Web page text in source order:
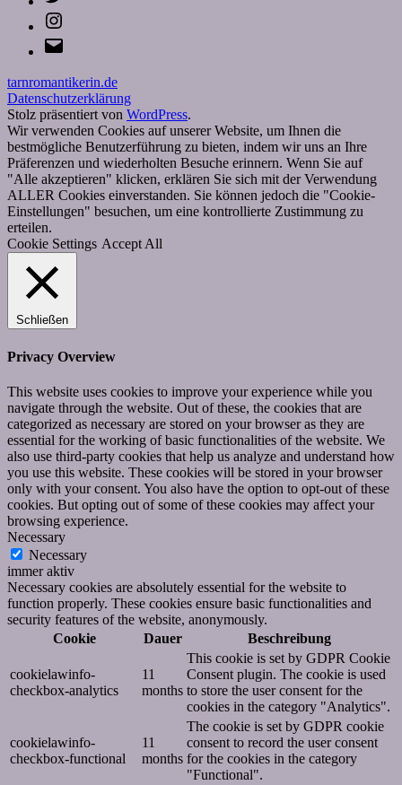
tarnromantikerin.de
Datenschutzerklärung
Stolz präsentiert von WordPress.
Wir verwenden Cookies auf unserer Website, um Ihnen die
bestmögliche Benutzerführung zu bieten, indem wir uns an Ihre
Präferenzen und wiederholten Besuche erinnern. Wenn Sie auf
"Alle akzeptieren" klicken, erklären Sie sich mit der Verwendung
ALLER Cookies einverstanden. Sie können jedoch die "Cookie-
Einstellungen" besuchen, um eine kontrollierte Zustimmung zu
erteilen.
Cookie Settings Accept All
Schließen
Privacy Overview
This website uses cookies to improve your experience while you
navigate through the website. Out of these, the cookies that are
categorized as necessary are stored on your browser as they are
essential for the working of basic functionalities of the website. We
also use third-party cookies that help us analyze and understand how
you use this website. These cookies will be stored in your browser
only with your consent. You also have the option to opt-out of these
cookies. But opting out of some of these cookies may affect your
browsing experience.
Necessary
Necessary
immer aktiv
Necessary cookies are absolutely essential for the website to
function properly. These cookies ensure basic functionalities and
security features of the website, anonymously.
Cookie
Dauer Beschreibung
cookielawinfo-
checkbox-analytics
11
months
This cookie is set by GDPR Cookie
Consent plugin. The cookie is used
to store the user consent for the
cookies in the category "Analytics".
cookielawinfo-
checkbox-functional
11
months
The cookie is set by GDPR cookie
consent to record the user consent
for the cookies in the category
"Functional".